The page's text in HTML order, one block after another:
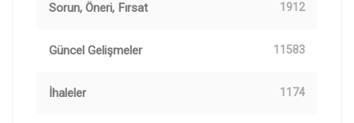
Sorun, Öneri, Fırsat 1912
Güncel Gelişmeler 11583
İhaleler 1174